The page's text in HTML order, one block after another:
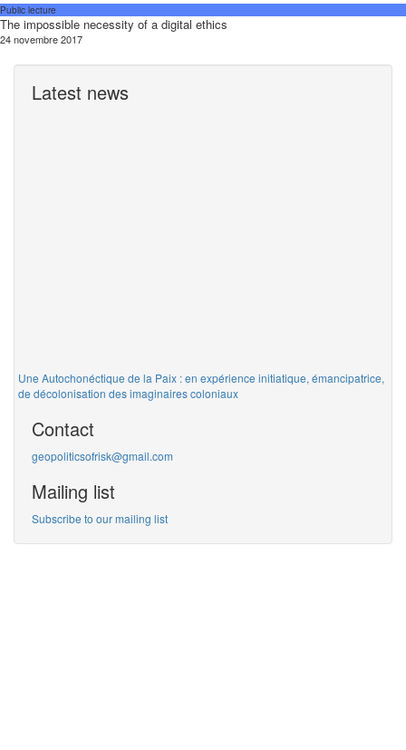
Public lecture
The impossible necessity of a digital ethics
24 novembre 2017
Latest news
Une Autochonéctique de la Paix : en expérience initiatique, émancipatrice,
de décolonisation des imaginaires coloniaux
Contact
geopoliticsofrisk@gmail.com
Mailing list
Subscribe to our mailing list